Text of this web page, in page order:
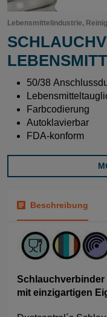
Lebensmittelindustrie,
50/38
Farbcodierung
Autoklavierbar
FDA-konform
Beschreibung
mit einzigartigen